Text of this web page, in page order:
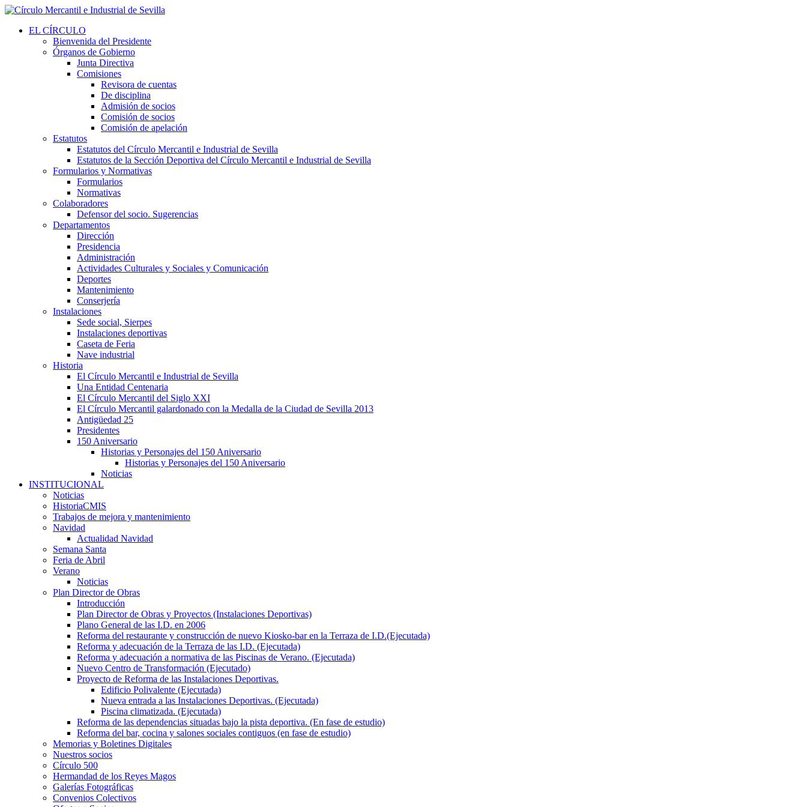
EL CÍRCULO
Bienvenida del Presidente
Órganos de Gobierno
Junta Directiva
Comisiones
Revisora de cuentas
De disciplina
Admisión de socios
Comisión de socios
Comisión de apelación
Estatutos
Estatutos del Círculo Mercantil e Industrial de Sevilla
Estatutos de la Sección Deportiva del Círculo Mercantil e Industrial de Sevilla
Formularios y Normativas
Formularios
Normativas
Colaboradores
Defensor del socio. Sugerencias
Departamentos
Dirección
Presidencia
Administración
Actividades Culturales y Sociales y Comunicación
Deportes
Mantenimiento
Conserjería
Instalaciones
Sede social, Sierpes
Instalaciones deportivas
Caseta de Feria
Nave industrial
Historia
El Círculo Mercantil e Industrial de Sevilla
Una Entidad Centenaria
El Círculo Mercantil del Siglo XXI
El Círculo Mercantil galardonado con la Medalla de la Ciudad de Sevilla 2013
Antigüedad 25
Presidentes
150 Aniversario
Historias y Personajes del 150 Aniversario
Historias y Personajes del 150 Aniversario
Noticias
INSTITUCIONAL
Noticias
HistoriaCMIS
Trabajos de mejora y mantenimiento
Navidad
Actualidad Navidad
Semana Santa
Feria de Abril
Verano
Noticias
Plan Director de Obras
Introducción
Plan Director de Obras y Proyectos (Instalaciones Deportivas)
Plano General de las I.D. en 2006
Reforma del restaurante y construcción de nuevo Kiosko-bar en la Terraza de I.D.(Ejecutada)
Reforma y adecuación de la Terraza de las I.D. (Ejecutada)
Reforma y adecuación a normativa de las Piscinas de Verano. (Ejecutada)
Nuevo Centro de Transformación (Ejecutado)
Proyecto de Reforma de las Instalaciones Deportivas.
Edificio Polivalente (Ejecutada)
Nueva entrada a las Instalaciones Deportivas. (Ejecutada)
Piscina climatizada. (Ejecutada)
Reforma de las dependencias situadas bajo la pista deportiva. (En fase de estudio)
Reforma del bar, cocina y salones sociales contiguos (en fase de estudio)
Memorias y Boletines Digitales
Nuestros socios
Círculo 500
Hermandad de los Reyes Magos
Galerías Fotográficas
Convenios Colectivos